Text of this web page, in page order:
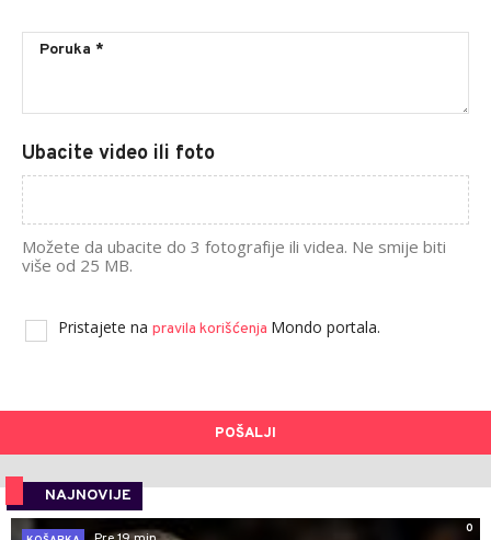
Ubacite video ili foto
Možete da ubacite do 3 fotografije ili videa. Ne smije biti
više od 25 MB.
Pristajete na pravila korišćenja Mondo portala.
POŠALJI
NAJNOVIJE
0